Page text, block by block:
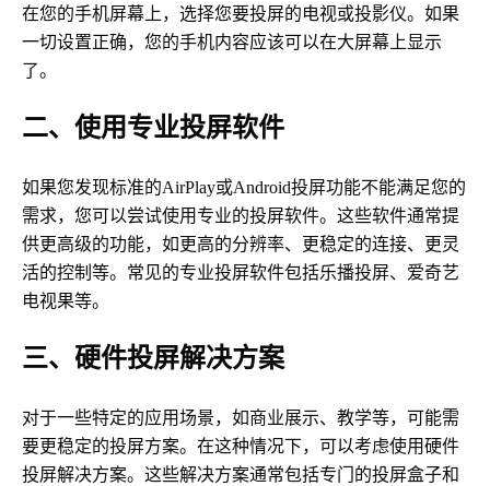
在您的手机屏幕上，选择您要投屏的电视或投影仪。如果
一切设置正确，您的手机内容应该可以在大屏幕上显示
了。
二、使用专业投屏软件
如果您发现标准的AirPlay或Android投屏功能不能满足您的
需求，您可以尝试使用专业的投屏软件。这些软件通常提
供更高级的功能，如更高的分辨率、更稳定的连接、更灵
活的控制等。常见的专业投屏软件包括乐播投屏、爱奇艺
电视果等。
三、硬件投屏解决方案
对于一些特定的应用场景，如商业展示、教学等，可能需
要更稳定的投屏方案。在这种情况下，可以考虑使用硬件
投屏解决方案。这些解决方案通常包括专门的投屏盒子和